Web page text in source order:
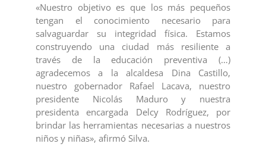
«Nuestro objetivo es que los más pequeños
tengan el conocimiento necesario para
salvaguardar su integridad física. Estamos
construyendo una ciudad más resiliente a
través de la educación preventiva (…)
agradecemos a la alcaldesa Dina Castillo,
nuestro gobernador Rafael Lacava, nuestro
presidente Nicolás Maduro y nuestra
presidenta encargada Delcy Rodríguez, por
brindar las herramientas necesarias a nuestros
niños y niñas», afirmó Silva.